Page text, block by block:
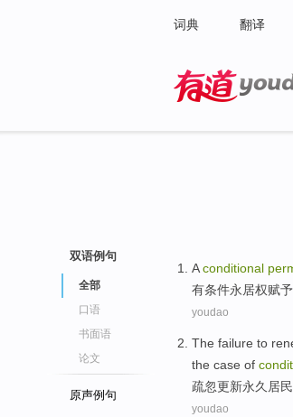
词典 翻译
双语例句
全部
口语
书面语
论文
原声例句
Aconditional
有条件永 居权赋
youdao
The failure to
the case of
疏忽更新永久 居民
youdao